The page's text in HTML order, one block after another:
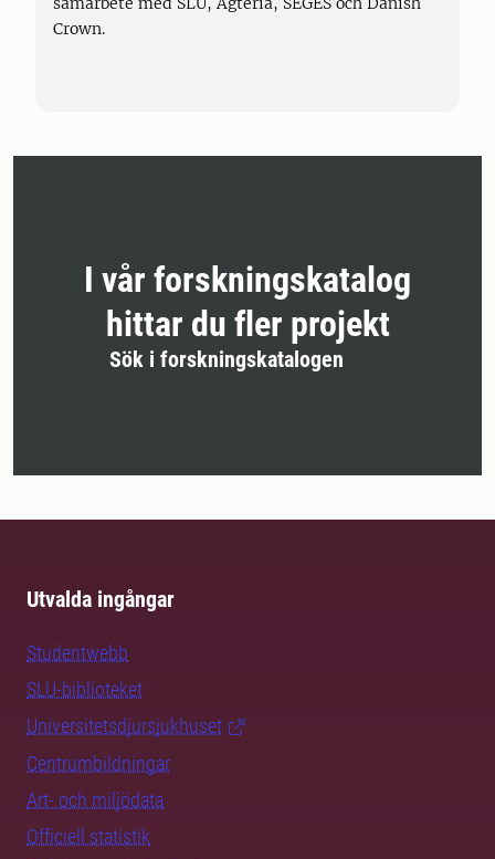
Crown.
I vår forskningskatalog
hittar du fler projekt
Sök i forskningskatalogen
Utvalda ingångar
Studentwebb
SLU-biblioteket
Universitetsdjursjukhuset
Centrumbildningar
Art- och miljödata
Officiell statistik